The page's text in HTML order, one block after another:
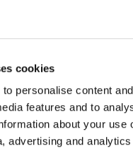
cookies
personalise content
features and to
about your use
advertising and